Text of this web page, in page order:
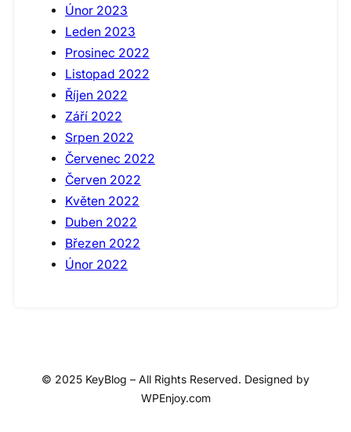
Únor 2023
Leden 2023
Prosinec 2022
Listopad 2022
Říjen 2022
Září 2022
Srpen 2022
Červenec 2022
Červen 2022
Květen 2022
Duben 2022
Březen 2022
Únor 2022
© 2025 KeyBlog – All Rights Reserved. Designed by
WPEnjoy.com